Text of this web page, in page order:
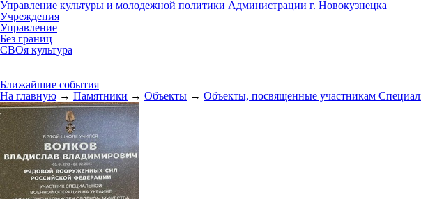
Управление культуры и молодежной политики Администрации г. Новокузнецка
Учреждения
Управление
Без границ
СВОя культура
Ближайшие события
На главную → Памятники → Объекты → Объекты, посвященные участникам